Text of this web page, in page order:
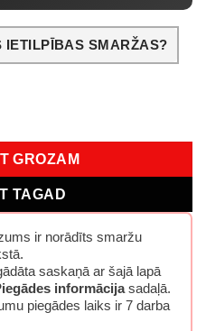
SMARŽAS?
ml daudzums
GROZAM
TAGAD
ir norādīts smaržu
saskaņā ar šajā lapā
informācijasadaļā.
piegādes laiks ir 7 darba